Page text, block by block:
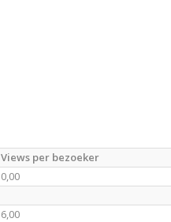
Views per bezoeker
0,00
6,00